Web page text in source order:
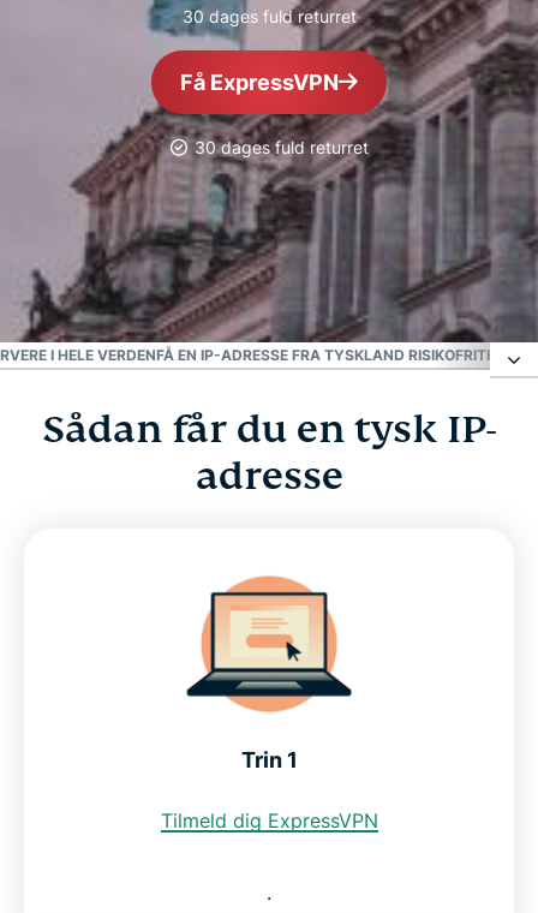
30 dages fuld returret
Få ExpressVPN
30 dages fuld returret
Mest pålidelige VPN
Bedste tyske VPN
I HELE VERDENFÅ EN IP-ADRESSE FRA TYSKLAND RISIKOFRITHOW
Sådan får du en tysk IP-adresse
Vælg en tysk serverplacering
Hvorfor bruge en tysk VPN-server?
Se tyske streamingtjenester med en VPN
Kan jeg bruge en gratis VPN til at få en tysk IP-
Se, hvorfor ExpressVPN er den bedste VPN til
Sådan får du en tysk IP-
adresse
Trin 1
Tilmeld dig ExpressVPN
.